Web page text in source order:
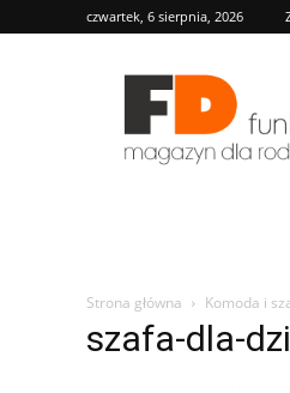
czwartek, 6 sierpnia, 2026
FD
Strona główna Komoda i
szafa-dla-